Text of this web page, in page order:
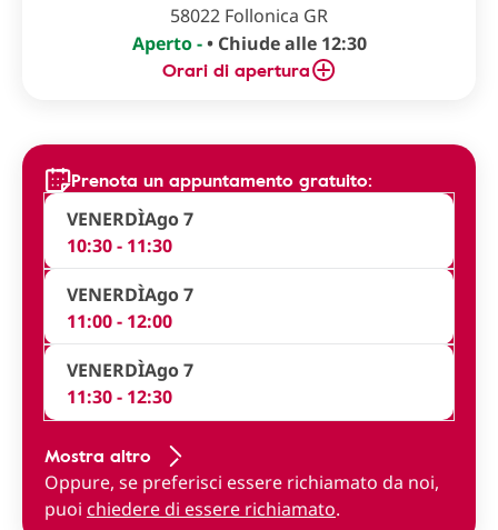
58022 Follonica GR
Aperto -• Chiude alle 12:30
Orari di apertura
Prenota un appuntamento gratuito:
VENERDÌAgo 7
10:30 - 11:30
VENERDÌAgo 7
11:00 - 12:00
VENERDÌAgo 7
11:30 - 12:30
Mostra altro
Oppure, se preferisci essere richiamato da noi,
puoi chiedere di essere richiamato.